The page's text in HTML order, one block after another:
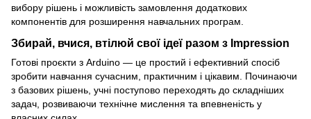
вибору рішень і можливість замовлення додаткових
компонентів для розширення навчальних програм.
Збирай, вчися, втілюй свої ідеї разом з Impression
Готові проєкти з Arduino — це простий і ефективний спосіб
зробити навчання сучасним, практичним і цікавим. Починаючи
з базових рішень, учні поступово переходять до складніших
задач, розвиваючи технічне мислення та впевненість у